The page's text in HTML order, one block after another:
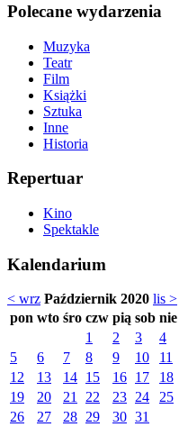
Polecane wydarzenia
Muzyka
Teatr
Film
Książki
Sztuka
Inne
Historia
Repertuar
Kino
Spektakle
Kalendarium
< wrz Październik 2020 lis >
pon wto śro czw pią sob nie
1
2 3
4
5
6 7 8 9 10
11
12
13 14 15 16 17
18
19
20 21 22 23 24
25
26
27 28 29 30 31